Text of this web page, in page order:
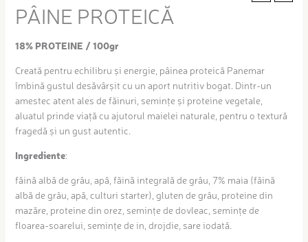
PÂINE PROTEICĂ
18% PROTEINE / 100gr
Creată pentru echilibru și energie, pâinea proteică Panemar
îmbină gustul desăvârșit cu un aport nutritiv bogat. Dintr-un
amestec atent ales de făinuri, semințe și proteine vegetale,
aluatul prinde viață cu ajutorul maielei naturale, pentru o textură
fragedă și un gust autentic.
Ingrediente:
făină albă de grâu, apă, făină integrală de grâu, 7% maia (făină
albă de grâu, apă, culturi starter), gluten de grâu, proteine din
mazăre, proteine din orez, semințe de dovleac, semințe de
floarea-soarelui, semințe de in, drojdie, sare iodată.